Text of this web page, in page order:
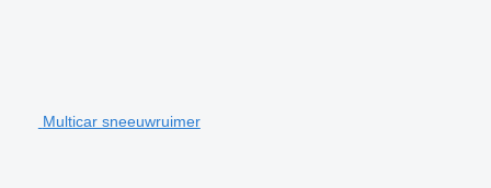
Multicar sneeuwruimer